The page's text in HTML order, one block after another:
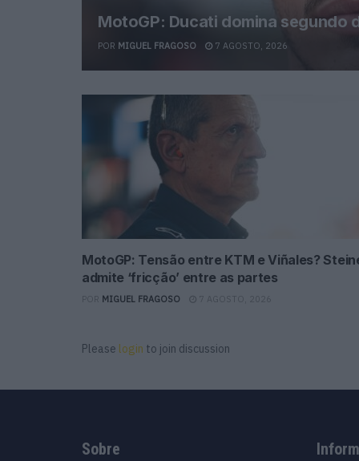
MotoGP: Ducati domina
POR MIGUEL FRAGOSO 7 AGOSTO, 2026
MotoGP: Tensão entre KTM e Viñales?
admite ‘fricção’ entre as partes
MIGUEL FRAGOSO 7 AGOSTO, 2026
Please login to join discussion
Sobre